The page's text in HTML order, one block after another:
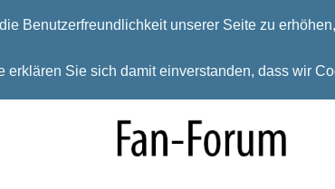
Benutzerfreundlichkeit unserer Seite zu
erklären Sie sich damit einverstanden, dass wir